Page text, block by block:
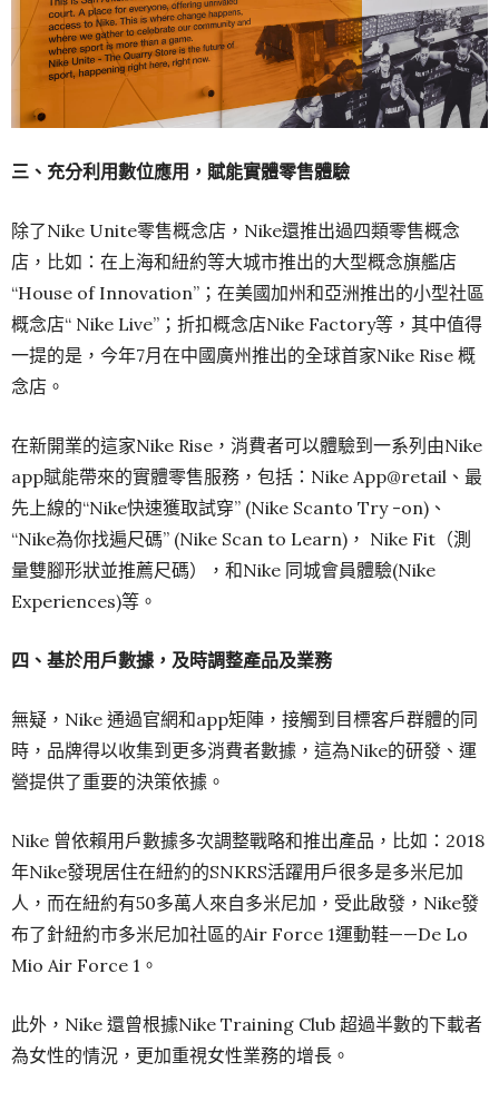
三、充分利用數位應用，賦能實體零售體驗
除了Nike Unite零售概念店，Nike還推出過四類零售概念
店，比如：在上海和紐約等大城市推出的大型概念旗艦店
“House of Innovation”；在美國加州和亞洲推出的小型社區
概念店“ Nike Live”；折扣概念店Nike Factory等，其中值得
一提的是，今年7月在中國廣州推出的全球首家Nike Rise 概
念店。
在新開業的這家Nike Rise，消費者可以體驗到一系列由Nike
app賦能帶來的實體零售服務，包括：Nike App@retail、最
先上線的“Nike快速獲取試穿” (Nike Scanto Try -on)、
“Nike為你找遍尺碼” (Nike Scan to Learn)， Nike Fit（測
量雙腳形狀並推薦尺碼），和Nike 同城會員體驗(Nike
Experiences)等。
四、 基於用戶數據，及時調整產品及業務
無疑，Nike 通過官網和app矩陣，接觸到目標客戶群體的同
時，品牌得以收集到更多消費者數據，這為Nike的研發、運
營提供了重要的決策依據。
Nike 曾依賴用戶數據多次調整戰略和推出產品，比如：2018
年Nike發現居住在紐約的SNKRS活躍用戶很多是多米尼加
人，而在紐約有50多萬人來自多米尼加，受此啟發，Nike發
布了針紐約市多米尼加社區的Air Force 1運動鞋——De Lo
Mio Air Force 1。
此外，Nike 還曾根據Nike Training Club 超過半數的下載者
為女性的情況，更加重視女性業務的增長。